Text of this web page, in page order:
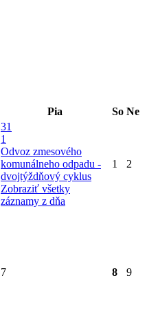
Pia So Ne
31
1
Odvoz zmesového
komunálneho odpadu -
dvojtýždňový cyklus
Zobraziť všetky
záznamy z dňa
1 2
7 8 9